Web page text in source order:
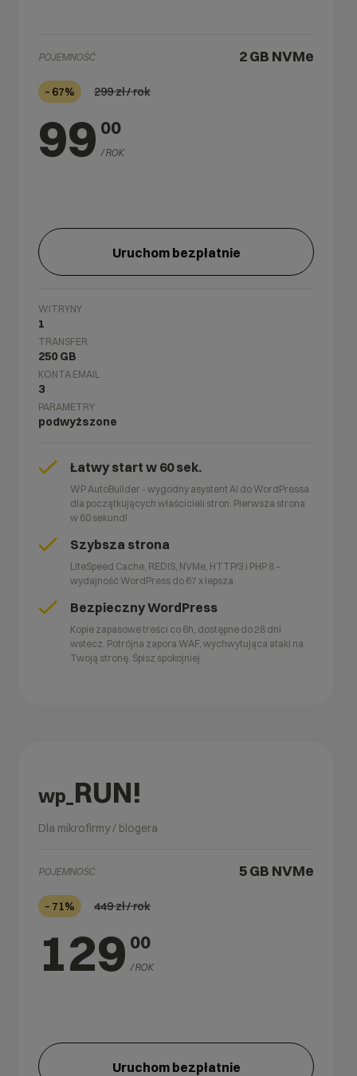
POJEMNOŚĆ 2 GB NVMe
– 67% 299zł / rok
99 00
/ ROK
Uruchom bezpłatnie
WITRYNY
1
TRANSFER
250 GB
KONTA EMAIL
3
PARAMETRY
podwyższone
Łatwy start w 60 sek.
WP AutoBuilder - wygodny asystent AI do WordPressa
dla początkujących właścicieli stron. Pierwsza strona
w 60 sekund!
Szybsza strona
LiteSpeed Cache, REDIS, NVMe, HTTP/3 i PHP 8 –
wydajność WordPress do 67 x lepsza.
Bezpieczny WordPress
Kopie zapasowe treści co 6h, dostępne do 28 dni
wstecz. Potrójna zapora WAF, wychwytująca ataki na
Twoją stronę. Śpisz spokojniej.
wp_ RUN!
Dla mikrofirmy / blogera
POJEMNOŚĆ 5 GB NVMe
– 71% 449zł / rok
129 00
/ ROK
Uruchom bezpłatnie